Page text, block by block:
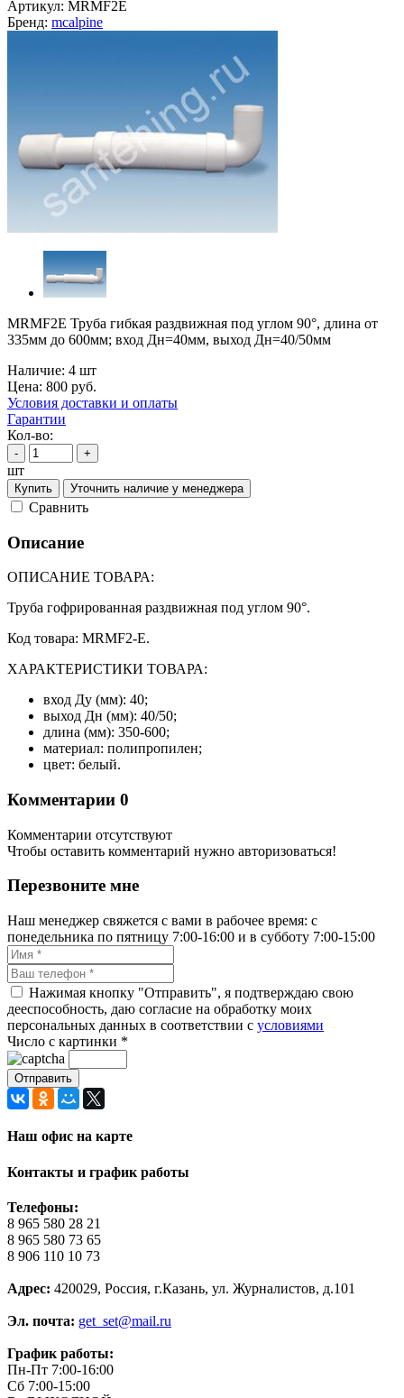
Артикул: MRMF2E
Бренд: mcalpine
MRMF2E Труба гибкая раздвижная под углом 90°, длина от
335мм до 600мм; вход Дн=40мм, выход Дн=40/50мм
Наличие: 4 шт
Цена: 800 руб.
Условия доставки и оплаты
Гарантии
Кол-во:
- +
шт
Купить Уточнить наличие у менеджера
Cравнить
Описание
ОПИСАНИЕ ТОВАРА:
Труба гофрированная раздвижная под углом 90°.
Код товара: MRMF2-E.
ХАРАКТЕРИСТИКИ ТОВАРА:
вход Ду (мм): 40;
выход Дн (мм): 40/50;
длина (мм): 350-600;
материал: полипропилен;
цвет: белый.
Комментарии 0
Комментарии отсутствуют
Чтобы оставить комментарий нужно авторизоваться!
Перезвоните мне
Наш менеджер свяжется с вами в рабочее время: с
понедельника по пятницу 7:00-16:00 и в субботу 7:00-15:00
Нажимая кнопку "Отправить", я подтверждаю свою
дееспособность, даю согласие на обработку моих
персональных данных в соответствии с условиями
Число с картинки *
Наш офис на карте
Контакты и график работы
Телефоны:
8 965 580 28 21
8 965 580 73 65
8 906 110 10 73
Адрес: 420029, Россия, г.Казань, ул. Журналистов, д.101
Эл. почта: get_set@mail.ru
График работы:
Пн-Пт 7:00-16:00
Сб 7:00-15:00